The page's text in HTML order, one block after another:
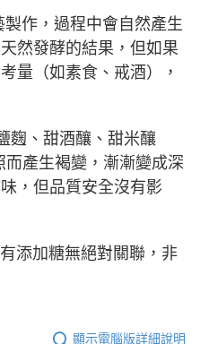
作，過程中會自然產生
然發酵的結果，但如果
量（如素食、戒酒），
麴、甜酒釀、甜米釀
產生褐變，漸漸變成深
，但品質安全沒有影
添加糖無絕對關聯，非
顯示電腦版詳細說明